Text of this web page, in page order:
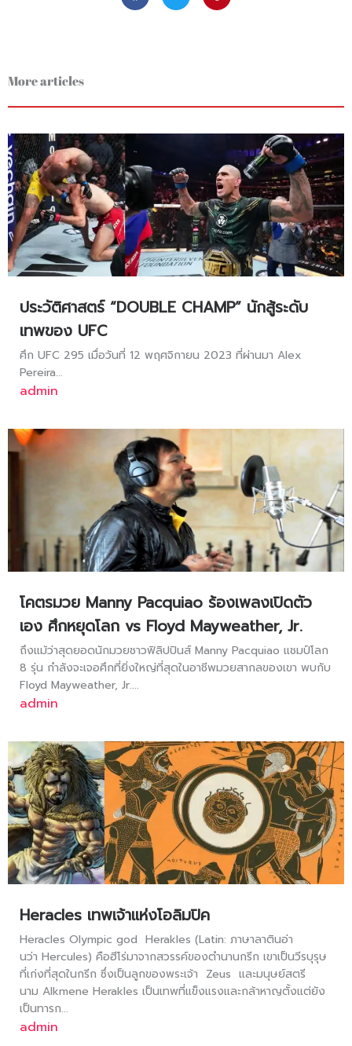
More articles
ประวัติศาสตร์ “DOUBLE CHAMP” นักสู้ระดับ
เทพของ UFC
ศึก UFC 295 เมื่อวันที่ 12 พฤศจิกายน 2023 ที่ผ่านมา Alex
Pereira...
admin
โคตรมวย Manny Pacquiao ร้องเพลงเปิดตัว
เอง ศึกหยุดโลก vs Floyd Mayweather, Jr.
ถึงแม้ว่าสุดยอดนักมวยชาวฟิลิปปินส์ Manny Pacquiao แชมป์โลก
8 รุ่น กำลังจะเจอศึกที่ยิ่งใหญ่ที่สุดในอาชีพมวยสากลของเขา พบกับ
Floyd Mayweather, Jr....
admin
Heracles เทพเจ้าแห่งโอลิมปิค
Heracles Olympic god Herakles (Latin: ภาษาลาตินอ่า
นว่า Hercules) คือฮีโร่มาจากสวรรค์ของตำนานกรีก เขาเป็นวีรบุรุษ
ที่เก่งที่สุดในกรีก ซึ่งเป็นลูกของพระเจ้า Zeus และมนุษย์สตรี
นาม Alkmene Herakles เป็นเทพที่แข็งแรงและกล้าหาญตั้งแต่ยัง
เป็นทารก...
admin